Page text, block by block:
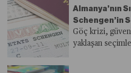
Almanya’nın
Schengen’in
mi?
Göç krizi,
yaklaşan